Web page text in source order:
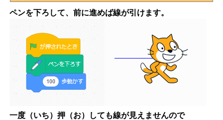
ペンを下ろして、前に進めば線が引けます。
一度（いち）押（お）しても線が見えませんので